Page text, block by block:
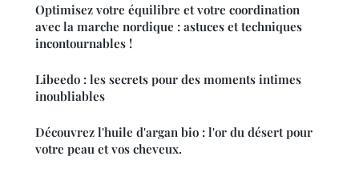
Optimisez votre équilibre et votre coordination
avec la marche nordique : astuces et techniques
incontournables !
Libeedo : les secrets pour des moments intimes
inoubliables
Découvrez l'huile d'argan bio : l'or du désert pour
votre peau et vos cheveux.